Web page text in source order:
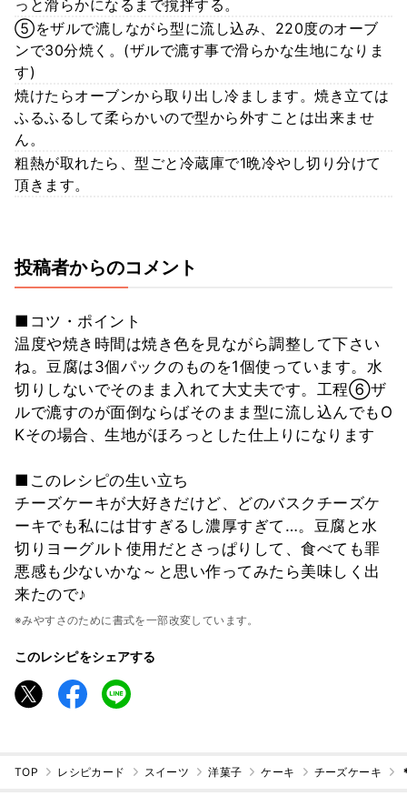
っと滑らかになるまで撹拌する。
⑤をザルで漉しながら型に流し込み、220度のオーブ
ンで30分焼く。(ザルで漉す事で滑らかな生地になりま
す)
焼けたらオーブンから取り出し冷まします。焼き立ては
ふるふるして柔らかいので型から外すことは出来ませ
ん。
粗熱が取れたら、型ごと冷蔵庫で1晩冷やし切り分けて
頂きます。
投稿者からのコメント
■コツ・ポイント
温度や焼き時間は焼き色を見ながら調整して下さい
ね。豆腐は3個パックのものを1個使っています。水
切りしないでそのまま入れて大丈夫です。工程⑥ザ
ルで漉すのが面倒ならばそのまま型に流し込んでもO
Kその場合、生地がほろっとした仕上りになります
■このレシピの生い立ち
チーズケーキが大好きだけど、どのバスクチーズケ
ーキでも私には甘すぎるし濃厚すぎて…。豆腐と水
切りヨーグルト使用だとさっぱりして、食べても罪
悪感も少ないかな～と思い作ってみたら美味しく出
来たので♪
※みやすさのために書式を一部改変しています。
このレシピをシェアする
TOP レシピカード スイーツ 洋菓子 ケーキ チーズケーキ